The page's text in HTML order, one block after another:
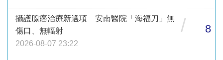
攝護腺癌治療新選項 安南醫院「海福刀」無
傷口、無輻射
2026-08-07 23:22
/ 8